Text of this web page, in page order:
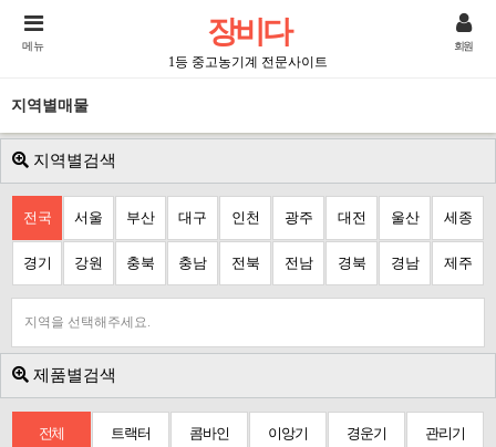
장비다
1등 중고농기계 전문사이트
메뉴 회원
지역별매물
지역별검색
전국 서울 부산 대구 인천 광주 대전 울산 세종
경기 강원 충북 충남 전북 전남 경북 경남 제주
지역을 선택해주세요.
제품별검색
전체 트랙터 콤바인 이앙기 경운기 관리기